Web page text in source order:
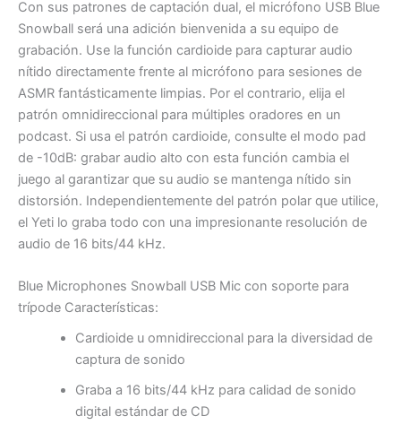
Con sus patrones de captación dual, el micrófono USB Blue
Snowball será una adición bienvenida a su equipo de
grabación. Use la función cardioide para capturar audio
nítido directamente frente al micrófono para sesiones de
ASMR fantásticamente limpias. Por el contrario, elija el
patrón omnidireccional para múltiples oradores en un
podcast. Si usa el patrón cardioide, consulte el modo pad
de -10dB: grabar audio alto con esta función cambia el
juego al garantizar que su audio se mantenga nítido sin
distorsión. Independientemente del patrón polar que utilice,
el Yeti lo graba todo con una impresionante resolución de
audio de 16 bits/44 kHz.
Blue Microphones Snowball USB Mic con soporte para
trípode Características:
Cardioide u omnidireccional para la diversidad de
captura de sonido
Graba a 16 bits/44 kHz para calidad de sonido
digital estándar de CD